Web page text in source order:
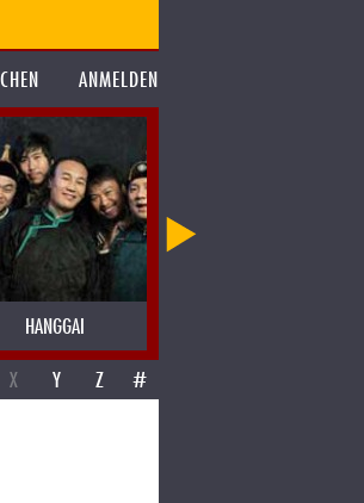
ANMELDEN
HANGGAI
X Y Z #